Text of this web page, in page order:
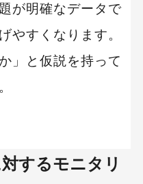
が明確なデータで
やすくなります。
」と仮説を持って
するモニタリ